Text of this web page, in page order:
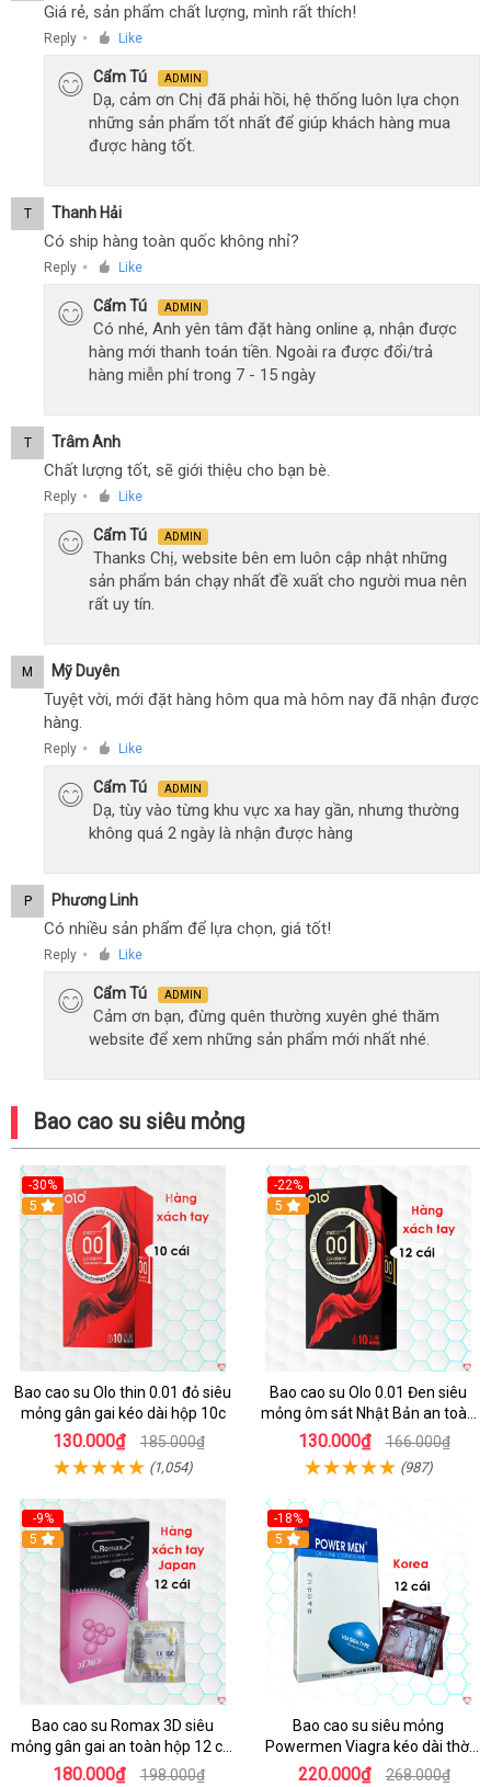
Giá rẻ, sản phẩm chất lượng, mình rất thích!
Reply ● Like
Cẩm Tú ADMIN
Dạ, cảm ơn Chị đã phải hồi, hệ thống luôn lựa chọn
những sản phẩm tốt nhất để giúp khách hàng mua
được hàng tốt.
T Thanh Hải
Có ship hàng toàn quốc không nhỉ?
Reply ● Like
Cẩm Tú ADMIN
Có nhé, Anh yên tâm đặt hàng online ạ, nhận được
hàng mới thanh toán tiền. Ngoài ra được đổi/trả
hàng miễn phí trong 7 - 15 ngày
T Trâm Anh
Chất lượng tốt, sẽ giới thiệu cho bạn bè.
Reply ● Like
Cẩm Tú ADMIN
Thanks Chị, website bên em luôn cập nhật những
sản phẩm bán chạy nhất đề xuất cho người mua nên
rất uy tín.
M Mỹ Duyên
Tuyệt vời, mới đặt hàng hôm qua mà hôm nay đã nhận được
hàng.
Reply ● Like
Cẩm Tú ADMIN
Dạ, tùy vào từng khu vực xa hay gần, nhưng thường
không quá 2 ngày là nhận được hàng
P Phương Linh
Có nhiều sản phẩm để lựa chọn, giá tốt!
Reply ● Like
Cẩm Tú ADMIN
Cảm ơn bạn, đừng quên thường xuyên ghé thăm
website để xem những sản phẩm mới nhất nhé.
Bao cao su siêu mỏng
-30%
5
Bao cao su Olo thin 0.01 đỏ siêu
mỏng gân gai kéo dài hộp 10c
130.000₫ 185.000₫
(1,054)
-22%
5
Bao cao su Olo 0.01 Đen siêu
mỏng ôm sát Nhật Bản an toàn
10c
130.000₫ 166.000₫
(987)
-9%
5
Bao cao su Romax 3D siêu
mỏng gân gai an toàn hộp 12 cái
giá tốt
180.000₫ 198.000₫
-18%
5
Bao cao su siêu mỏng
Powermen Viagra kéo dài thời
gian chống xuất tinh sớm
220.000₫ 268.000₫